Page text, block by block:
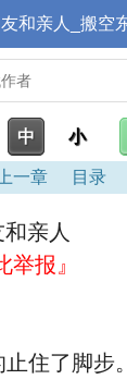
中 小
上一章 目录
亲人
举报』
住了脚步。